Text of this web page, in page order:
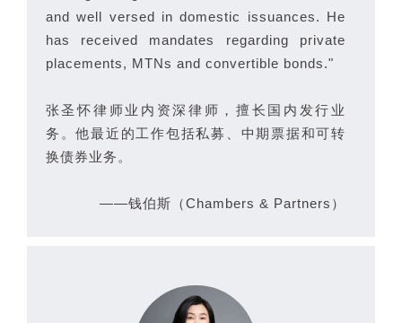
and well versed in domestic issuances. He
has received mandates regarding private
placements, MTNs and convertible bonds."
张圣怀律师业内资深律师，擅长国内发行业
务。他最近的工作包括私募、中期票据和可转
换债券业务。
——钱伯斯（Chambers & Partners）